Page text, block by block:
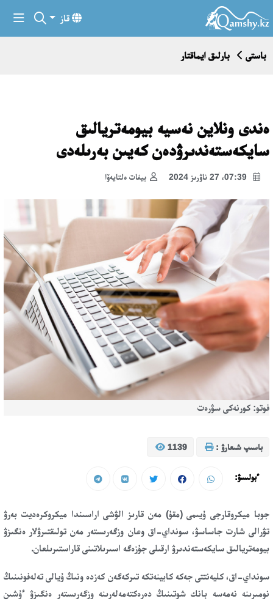
قاز
باستى بارلىق ايماقتار
ەندى ونلاين نەسيە بيومەتريالىق
سايكەستەندىرۋدەن كەيىن بەرىلەدى
بيفات ەلتايەۆا
فوتو: كورنەكى سۋرەت
باسىپ شىعارۋ : 1139
ءبولىسۋ:
جوبا ميكروقارجى ۇيىمى (مقۇ) مەن قارىز الۋشى اراسىندا ميكروكرەديت بەرۋ
تۋرالى شارت جاساسۋ، سونداي-اق وعان وزگەرىستەر مەن تولىقتىرۋلار ەنگىزۋ
بيومەتريالىق سايكەستەندىرۋ ارقىلى جۇزەگە اسىرىلاتىنى قاراستىرىلعان.
سونداي-اق، كليەنتتى جەكە كابينەتكە تىركەگەن كەزدە ونىڭ ۇيالى تەلەفونىنىڭ
نومىرىنە نەمەسە بانك شوتىنىڭ دەرەكتەمەلەرىنە وزگەرىستەر ەنگىزۋ ءۇشىن